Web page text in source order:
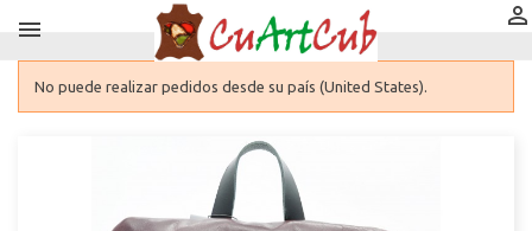
 
No puede realizar pedidos desde su país (United States).